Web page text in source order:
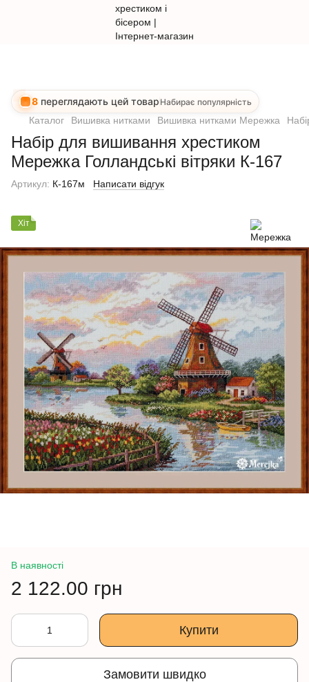
8 переглядають цей товар Набирає популярність
Каталог Вишивка нитками Вишивка нитками Мережка
Набір для вишивання хрестиком
Мережка Голландські вітряки К-167
Артикул: К-167м Написати відгук
Хіт
В наявності
2 122.00 грн
Купити
Замовити швидко